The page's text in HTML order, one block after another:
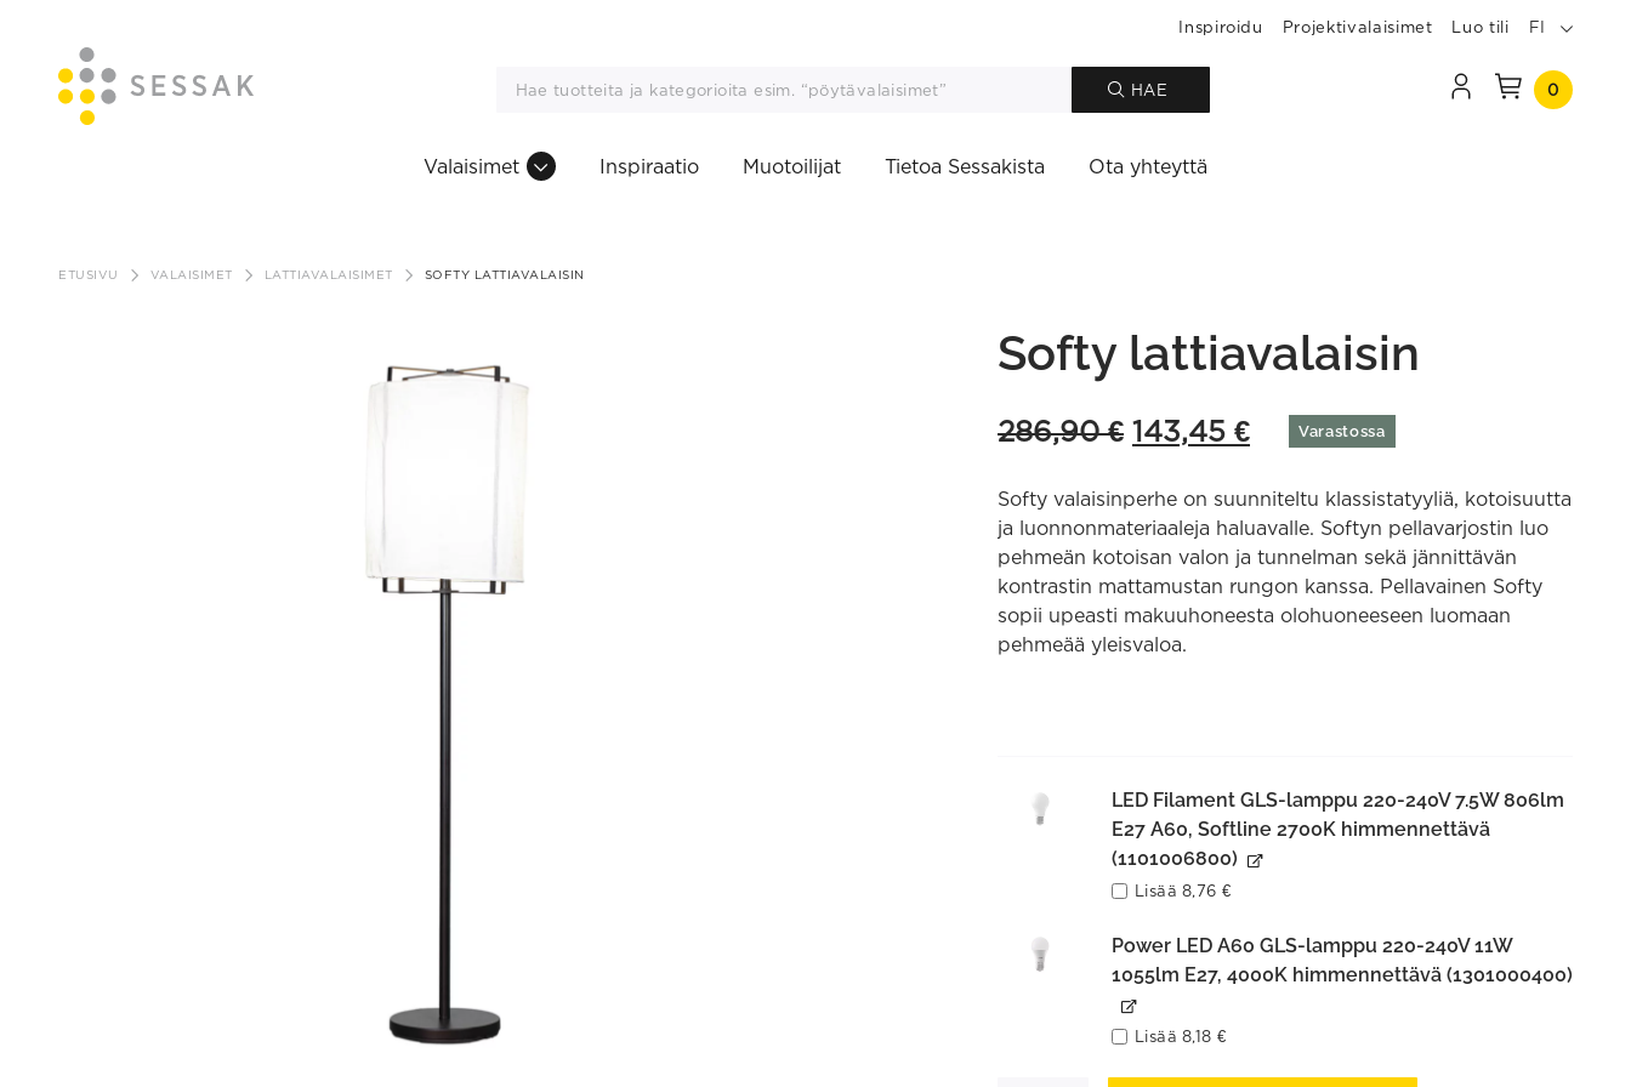
sisältöön
Inspiroidu Projektivalaisimet Luo tili FI
HAE 0
Valaisimet Inspiraatio Muotoilijat Tietoa Sessakista Ota yhteyttä
ETUSIVU VALAISIMET LATTIAVALAISIMET SOFTY LATTIAVALAISIN
Softy lattiavalaisin
286,90€ Original
was:
286,90 €.
143,45 €Current
is:
143,45 €.
Varastossa
Softy valaisinperhe on suunniteltu klassistatyyliä, kotoisuutta
ja luonnonmateriaaleja haluavalle. Softyn pellavarjostin luo
pehmeän kotoisan valon ja tunnelman sekä jännittävän
kontrastin mattamustan rungon kanssa. Pellavainen Softy
sopii upeasti makuuhoneesta olohuoneeseen luomaan
pehmeää yleisvaloa.
LED Filament GLS-lamppu 220-240V 7.5W 806lm
E27 A60, Softline 2700K himmennettävä
(1101006800)
Lisää 8,76 €
Power LED A60 GLS-lamppu 220-240V 11W
1055lm E27, 4000K himmennettävä (1301000400)
Lisää 8,18 €